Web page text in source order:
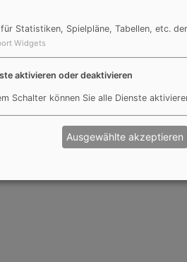
Statistiken, Spielpläne, Tabellen, etc.
Widgets
aktivieren oder deaktivieren
Schalter können Sie alle Dienste
Ausgewählte akzeptieren